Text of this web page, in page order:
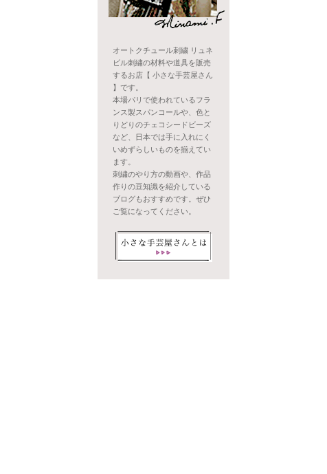
オートクチュール刺繍 リュネ
ビル刺繍の材料や道具を販売
するお店【 小さな手芸屋さん
】です。
本場パリで使われているフラ
ンス製スパンコールや、色と
りどりのチェコシードビーズ
など、日本では手に入れにく
いめずらしいものを揃えてい
ます。
刺繍のやり方の動画や、作品
作りの豆知識を紹介している
ブログもおすすめです。ぜひ
ご覧になってください。